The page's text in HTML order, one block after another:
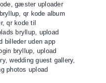
,gæster uploader
, qr kode album
,qr kode til
bryllup, upload
billeder uden app
bryllup, upload
,wedding guest gallery,
photos upload